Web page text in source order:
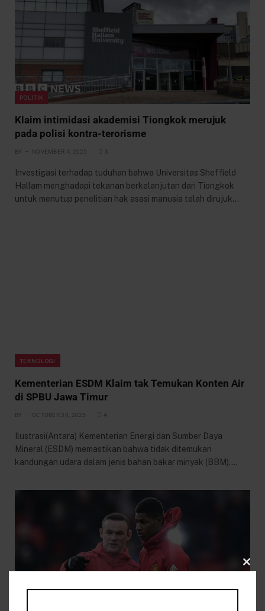
POLITIK
Klaim intimidasi akademisi Tiongkok merujuk
pada polisi kontra-terorisme
BY NOVEMBER 4, 2025 3
Investigasi terhadap tuduhan bahwa Universitas Sheffield
Hallam menghadapi tekanan berkelanjutan dari Tiongkok
untuk menutup penelitian hak asasi manusia telah dirujuk…
TEKNOLOGI
Kementerian ESDM Klaim tak Temukan Konten Air
di SPBU Jawa Timur
BY OCTOBER 30, 2025 4
Ilustrasi(Antara) Kementerian Energi dan Sumber Daya
Mineral (ESDM) memastikan bahwa tidak ditemukan
kandungan udara dalam jenis bahan bakar minyak (BBM).…